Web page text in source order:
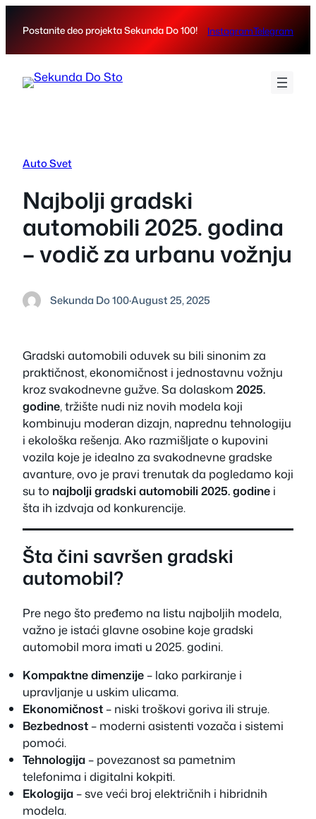
Postanite deo projekta Sekunda Do 100! InstagramTelegram
Auto Svet
Najbolji gradski
automobili 2025. godina
– vodič za urbanu vožnju
Sekunda Do 100·August 25, 2025
Gradski automobili oduvek su bili sinonim za
praktičnost, ekonomičnost i jednostavnu vožnju
kroz svakodnevne gužve. Sa dolaskom 2025.
godine, tržište nudi niz novih modela koji
kombinuju moderan dizajn, naprednu tehnologiju
i ekološka rešenja. Ako razmišljate o kupovini
vozila koje je idealno za svakodnevne gradske
avanture, ovo je pravi trenutak da pogledamo koji
su to najbolji gradski automobili 2025. godine i
šta ih izdvaja od konkurencije.
Šta čini savršen gradski
automobil?
Pre nego što pređemo na listu najboljih modela,
važno je istaći glavne osobine koje gradski
automobil mora imati u 2025. godini.
Kompaktne dimenzije– lako parkiranje i
upravljanje u uskim ulicama.
Ekonomičnost– niski troškovi goriva ili struje.
Bezbednost– moderni asistenti vozača i sistemi
pomoći.
Tehnologija– povezanost sa pametnim
telefonima i digitalni kokpiti.
Ekologija– sve veći broj električnih i hibridnih
modela.